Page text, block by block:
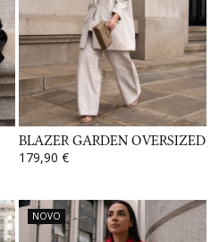
BLAZER GARDEN OVERSIZED
179,90 €
NOVO